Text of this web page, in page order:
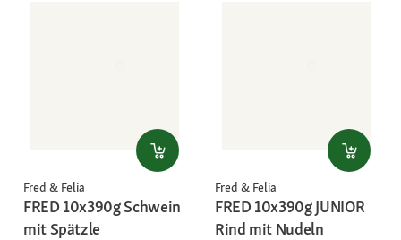
Fred & Felia
FRED 10x390g Schwein
mit Spätzle
Fred & Felia
FRED 10x390g JUNIOR
Rind mit Nudeln